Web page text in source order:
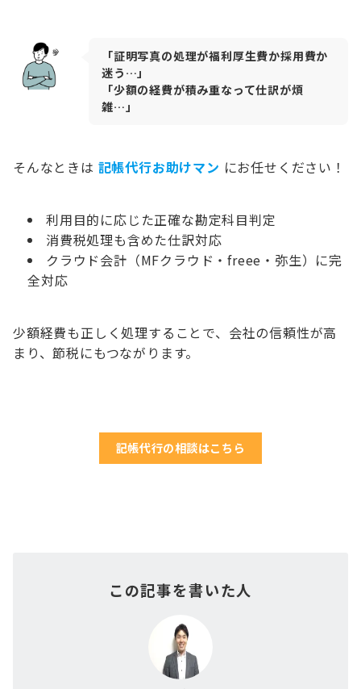
「証明写真の処理が福利厚生費か採用費か
迷う…」
「少額の経費が積み重なって仕訳が煩
雑…」
そんなときは 記帳代行お助けマン にお任せください！
利用目的に応じた正確な勘定科目判定
消費税処理も含めた仕訳対応
クラウド会計（MFクラウド・freee・弥生）に完
全対応
少額経費も正しく処理することで、会社の信頼性が高
まり、節税にもつながります。
記帳代行の相談はこちら
この記事を書いた人